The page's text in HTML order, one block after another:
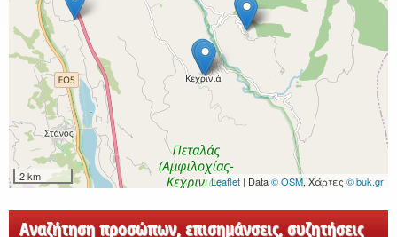
2 km Leaflet | Data© OSM, Χάρτες © buk.gr
Αναζήτηση προσώπων, επισημάνσεις, συζητήσεις